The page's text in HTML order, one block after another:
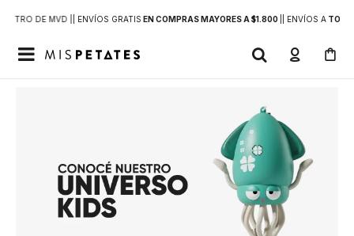
DE MVD | | ENVÍOS GRATIS EN COMPRAS MAYORES A $1.800 | ENVÍOS ATODO
